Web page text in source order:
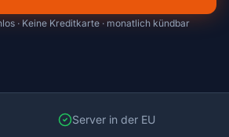
· Keine Kreditkarte · monatlich kündbar
Server in der EU